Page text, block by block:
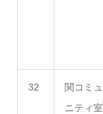
32
関コミュ
ニティ室